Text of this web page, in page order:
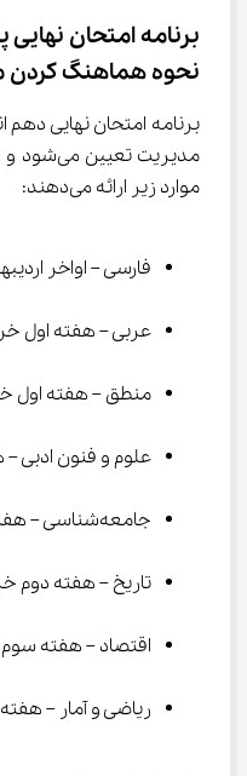
نحوه هماهنگ کردن
موارد زیر ارائه می‌دهند:
فارسی – اواخر
عربی – هفته اول
منطق – هفته اول
علوم و فنون ادبی
جامعه‌شناسی – هفته دوم خرداد
تاریخ – هفته دوم
اقتصاد – هفته
ریاضی و آمار –